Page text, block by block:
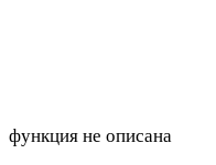
функция не описана